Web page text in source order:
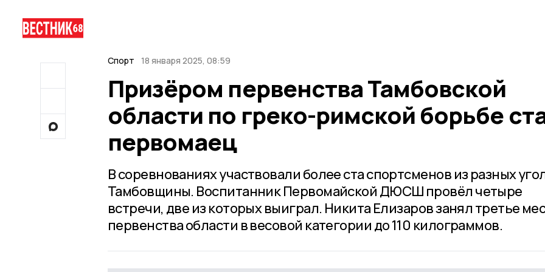
Спорт 18 января 2025, 08:59
Призёром первенства Тамбовской
области по греко-римской борьбе
первомаец
В соревнованиях участвовали более ста спортсменов из разных
Тамбовщины. Воспитанник Первомайской ДЮСШ провёл четыре
встречи, две из которых выиграл. Никита Елизаров занял третье
первенства области в весовой категории до 110 килограммов.